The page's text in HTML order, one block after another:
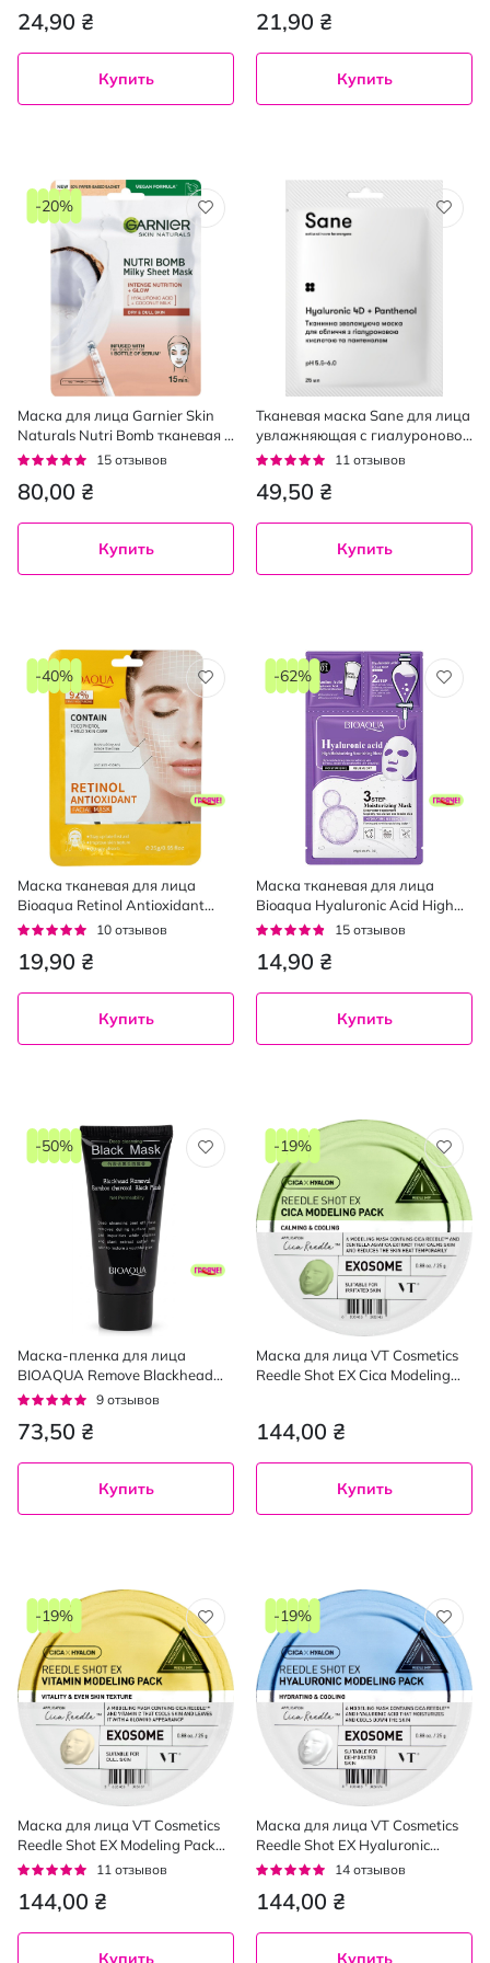
"Ультразволожение", 25 г
24,90 ₴
Купить
21,90 ₴
Купить
Маска для лица Garnier Skin
Naturals Nutri Bomb тканевая с
кокосом и гиалуроновой
Рейтинг:
15 отзывов
80,00 ₴
-20%
Купить
Тканевая маска Sane для лица
увлажняющая с гиалуроновой
кислотой и пантенолом 25 мл
Рейтинг:
11 отзывов
49,50 ₴
Купить
Маска тканевая для лица
Bioaqua Retinol Antioxidant
Facial с ретинолом 25 г
Рейтинг:
10 отзывов
19,90 ₴
-40%
Купить
Маска тканевая для лица
Bioaqua Hyaluronic Acid High
Moisturizing Nourishing с
Рейтинг:
15 отзывов
14,90 ₴
-62%
Купить
Маска-пленка для лица
BIOAQUA Remove Blackhead
Mask Deep Cleansing с
черных точек 60 г
Рейтинг:
9 отзывов
73,50 ₴
-50%
Купить
Маска для лица VT Cosmetics
Reedle Shot EX Cica Modeling
144,00 ₴
-19%
Купить
Маска для лица VT Cosmetics
Reedle Shot EX Modeling Pack
альгинатная с микрошипами и
Рейтинг:
11 отзывов
144,00 ₴
-19%
Купить
Маска для лица VT Cosmetics
Reedle Shot EX Hyaluronic
Modeling Pack альгинатная с
Рейтинг:
14 отзывов
144,00 ₴
-19%
Купить